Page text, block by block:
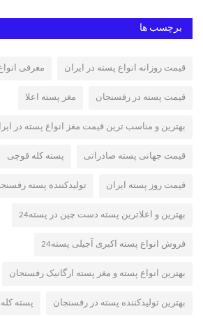
برچسب ها
قیمت روزانه انواع پسته در ایران معرفی
قیمت پسته در رفسنجان مغز پسته اعلا
بهترین و مناسب ترین قیمت مغز انواع پسته در
قیمت جهانی پسته صادراتی پسته کله قوچی
قیمت روز پسته ایران تولیدکننده پسته
بهترین و اعلاترین پسته دست چین در پسته24
فروش انواع پسته اکبری آجیلی پسته24
بهترین انواع پسته و مغز پسته ارگانیک رفسنجان
بهترین تولیدکننده پسته در رفسنجان پسته